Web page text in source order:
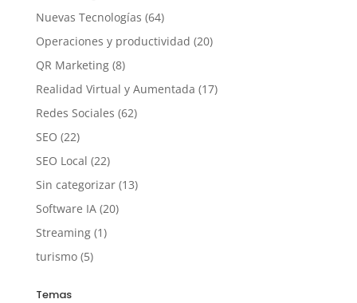
Nuevas Tecnologías (64)
Operaciones y productividad (20)
QR Marketing(8)
Realidad Virtual y Aumentada (17)
Redes Sociales (62)
SEO (22)
SEO Local (22)
Sin categorizar(13)
Software IA(20)
Streaming(1)
turismo(5)
Temas